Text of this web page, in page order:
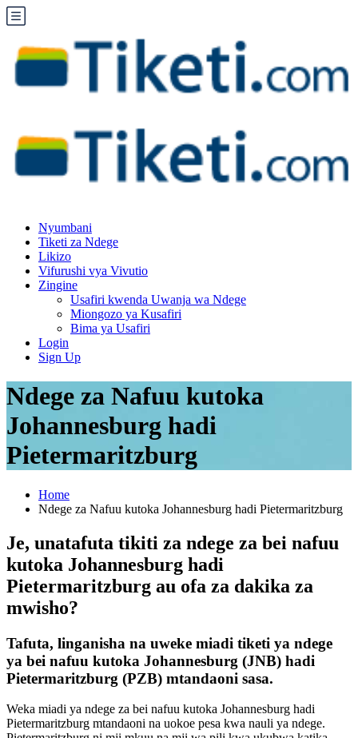
Nyumbani
Tiketi za Ndege
Likizo
Vifurushi vya Vivutio
Zingine
Usafiri kwenda Uwanja wa Ndege
Miongozo ya Kusafiri
Bima ya Usafiri
Login
Sign Up
Ndege za Nafuu kutoka
Johannesburg hadi
Pietermaritzburg
Home
Ndege za Nafuu kutoka Johannesburg hadi Pietermaritzburg
Je, unatafuta tikiti za ndege za bei nafuu
kutoka Johannesburg hadi
Pietermaritzburg au ofa za dakika za
mwisho?
Tafuta, linganisha na uweke miadi tiketi ya ndege
ya bei nafuu kutoka Johannesburg (JNB) hadi
Pietermaritzburg (PZB) mtandaoni sasa.
Weka miadi ya ndege za bei nafuu kutoka Johannesburg hadi
Pietermaritzburg mtandaoni na uokoe pesa kwa nauli ya ndege.